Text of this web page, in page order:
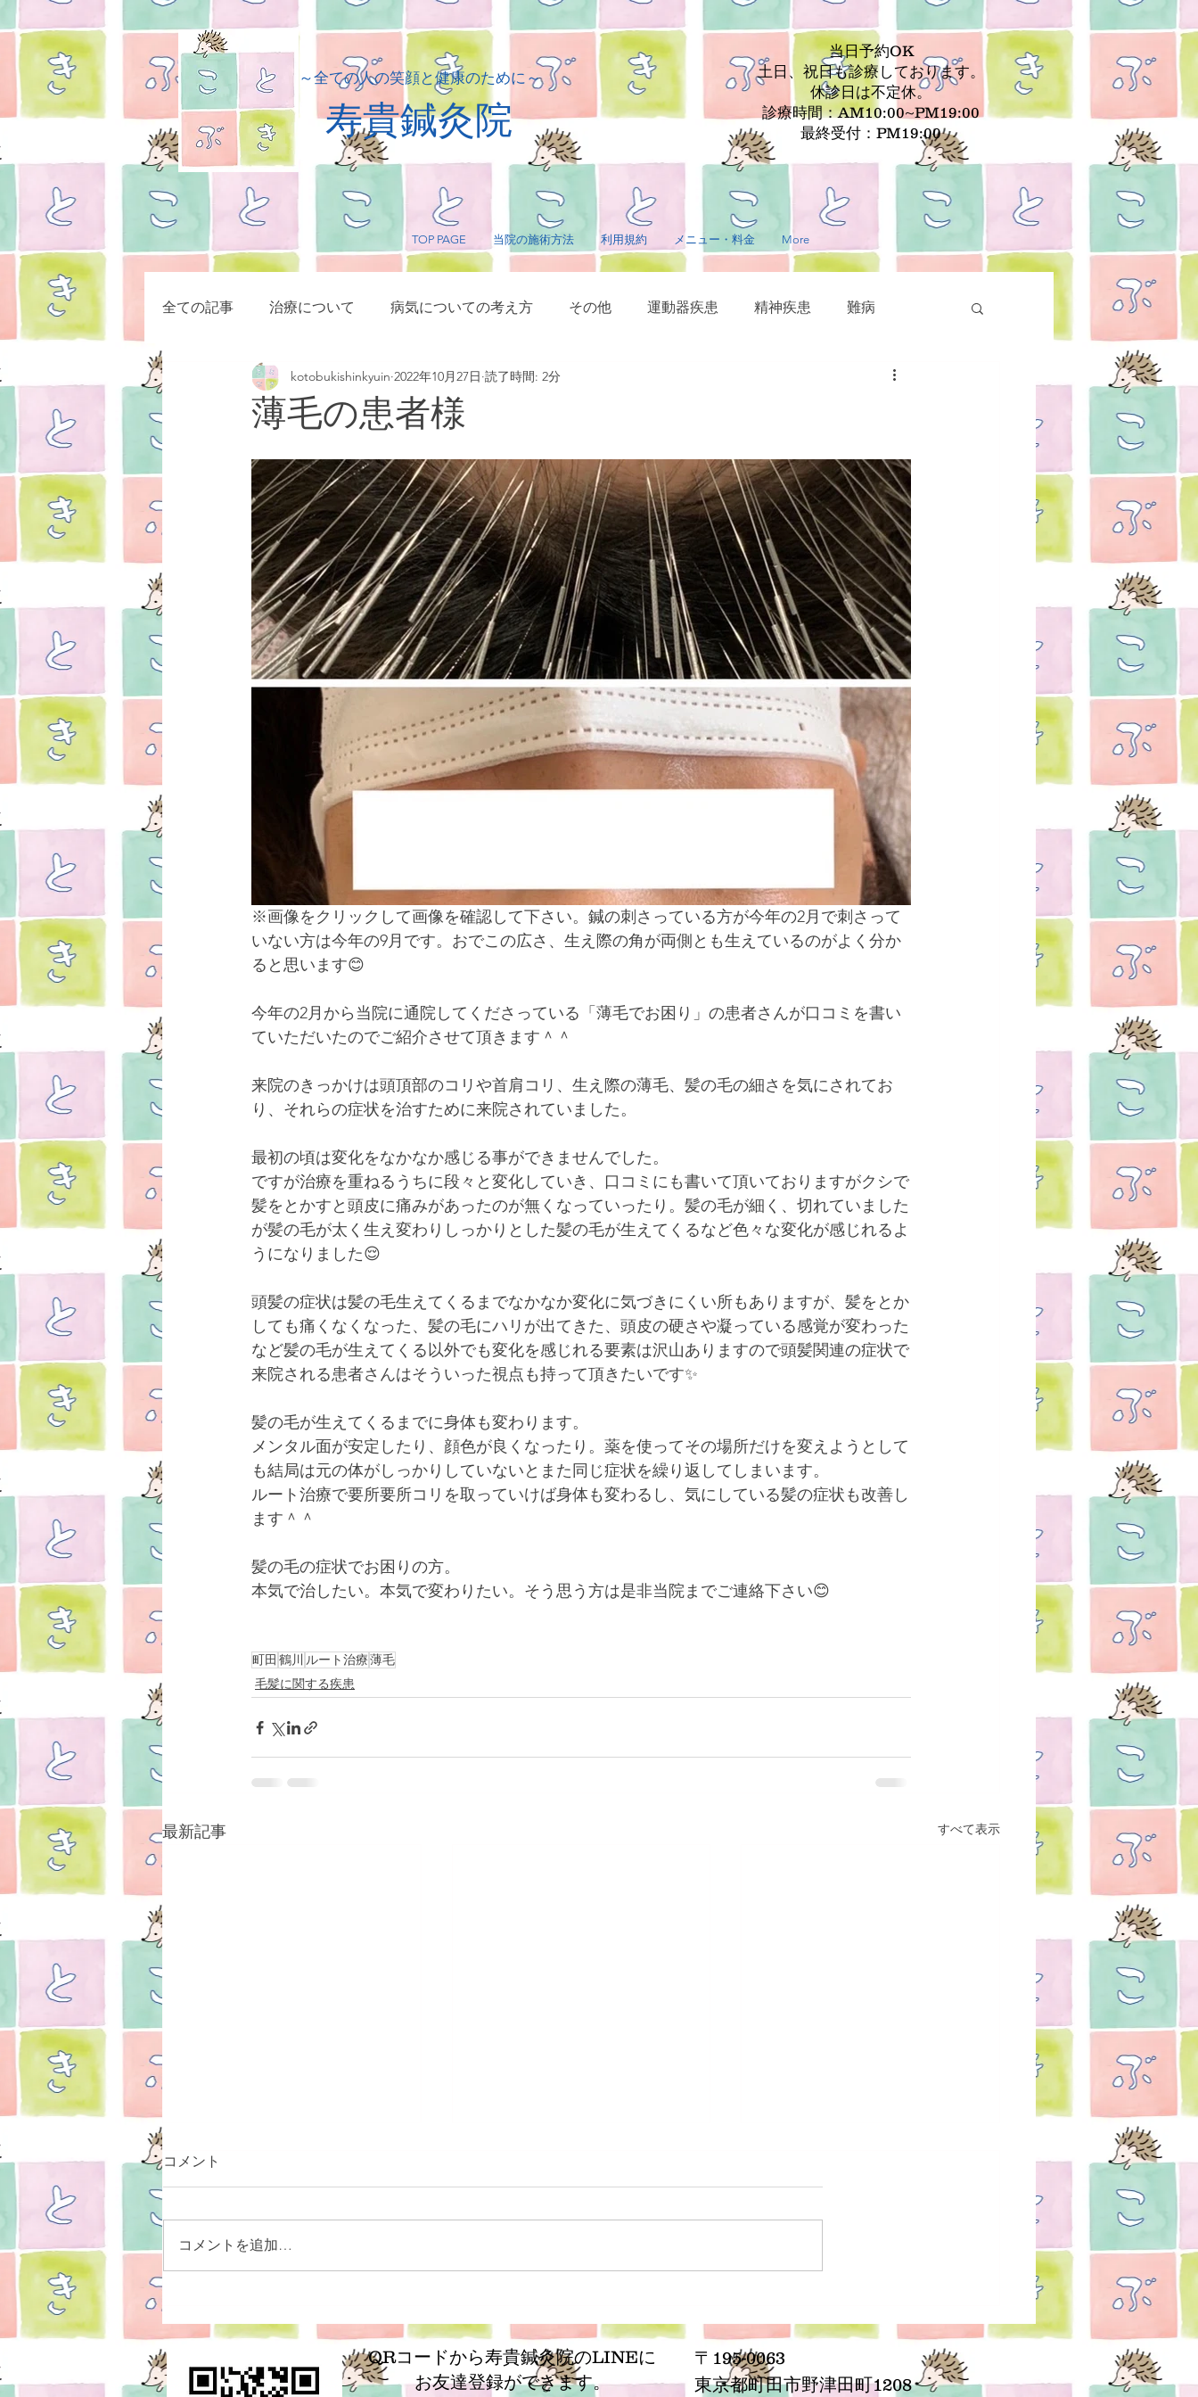
​～全ての人の笑顔と健康のために～
​寿貴鍼灸院
当日予約OK
土日、祝日も診療しております。
休診日は不定休。
診療時間：AM10:00~PM19:00
最終受付：PM19:00
TOP PAGE 当院の施術方法 利用規約 メニュー・料金 More
全ての記事 治療について 病気についての考え方 その他 運動器疾患 精神疾患 難病
小児疾患 症例集 マッサージ・指圧 毛髪に関する疾患 皮膚疾患
薄毛の患者様
kotobukishinkyuin 2022年10月27日 読了時間: 2分
※画像をクリックして画像を確認して下さい。鍼の刺さっている方が今年の2月で刺さって
いない方は今年の9月です。おでこの広さ、生え際の角が両側とも生えているのがよく分か
ると思います😊
今年の2月から当院に通院してくださっている「薄毛でお困り」の患者さんが口コミを書い
ていただいたのでご紹介させて頂きます＾＾
来院のきっかけは頭頂部のコリや首肩コリ、生え際の薄毛、髪の毛の細さを気にされてお
り、それらの症状を治すために来院されていました。
最初の頃は変化をなかなか感じる事ができませんでした。
ですが治療を重ねるうちに段々と変化していき、口コミにも書いて頂いておりますがクシで
髪をとかすと頭皮に痛みがあったのが無くなっていったり。髪の毛が細く、切れていました
が髪の毛が太く生え変わりしっかりとした髪の毛が生えてくるなど色々な変化が感じれるよ
うになりました😌
頭髪の症状は髪の毛生えてくるまでなかなか変化に気づきにくい所もありますが、髪をとか
しても痛くなくなった、髪の毛にハリが出てきた、頭皮の硬さや凝っている感覚が変わった
など髪の毛が生えてくる以外でも変化を感じれる要素は沢山ありますので頭髪関連の症状で
来院される患者さんはそういった視点も持って頂きたいです✨
髪の毛が生えてくるまでに身体も変わります。
メンタル面が安定したり、顔色が良くなったり。薬を使ってその場所だけを変えようとして
も結局は元の体がしっかりしていないとまた同じ症状を繰り返してしまいます。
ルート治療で要所要所コリを取っていけば身体も変わるし、気にしている髪の症状も改善し
ます＾＾
髪の毛の症状でお困りの方。
本気で治したい。本気で変わりたい。そう思う方は是非当院までご連絡下さい😊
町田 鶴川 ルート治療薄毛
毛髪に関する疾患
最新記事 すべて表示
身体が変わるという事
コメント
コメントを追加…
QRコードから寿貴鍼灸院のLINEに
お友達登録ができます。
〒195-0063
​東京都町田市野津田町1208